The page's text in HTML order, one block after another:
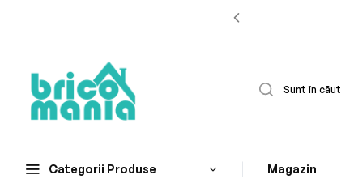
Categorii Produse Magazin